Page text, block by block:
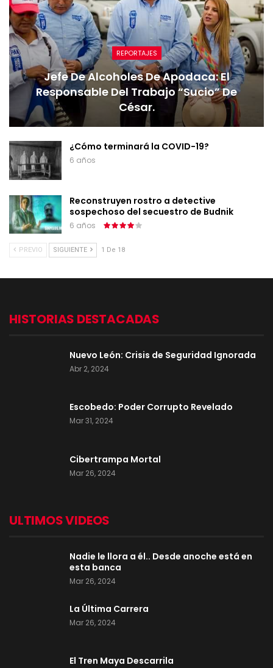
REPORTAJES
Jefe De Alcoholes De Apodaca: El
Responsable Del Trabajo “sucio” De
César.
¿Cómo terminará la COVID-19?
6 años
Reconstruyen rostro a detective
sospechoso del secuestro de Budnik
6 años
PREVIO SIGUIENTE 1 De 18
HISTORIAS DESTACADAS
Nuevo León: Crisis de Seguridad Ignorada
Abr 2, 2024
Escobedo: Poder Corrupto Revelado
Mar 31, 2024
Cibertrampa Mortal
Mar 26, 2024
ULTIMOS VIDEOS
Nadie le llora a él.. Desde anoche está en
esta banca
Mar 26, 2024
La Última Carrera
Mar 26, 2024
El Tren Maya Descarrila